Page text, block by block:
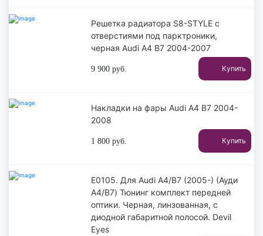
Решетка радиатора S8-STYLE с
отверстиями под парктроники,
черная Audi A4 B7 2004-2007
9 900 руб. Купить
Накладки на фары Audi A4 B7 2004-
2008
1 800 руб. Купить
E0105. Для Audi A4/B7 (2005-) (Ауди
А4/В7) Тюнинг комплект передней
оптики. Черная, линзованная, с
диодной габаритной полосой. Devil
Eyes